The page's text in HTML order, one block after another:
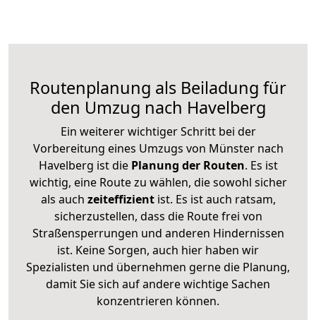
Routenplanung als Beiladung für
den Umzug nach Havelberg
Ein weiterer wichtiger Schritt bei der
Vorbereitung eines Umzugs von Münster nach
Havelberg ist diePlanung der Routen. Es ist
wichtig, eine Route zu wählen, die sowohl sicher
als auch zeiteffizientist. Es ist auch ratsam,
sicherzustellen, dass die Route frei von
Straßensperrungen und anderen Hindernissen
ist. Keine Sorgen, auch hier haben wir
Spezialisten und übernehmen gerne die Planung,
damit Sie sich auf andere wichtige Sachen
konzentrieren können.